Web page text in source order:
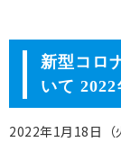
新型コロ
いて 2022
2022年1月18日（